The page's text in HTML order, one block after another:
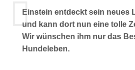
Einstein entdeckt sein neues
und kann dort nun eine tolle
Wir wünschen ihm nur das
Hundeleben.